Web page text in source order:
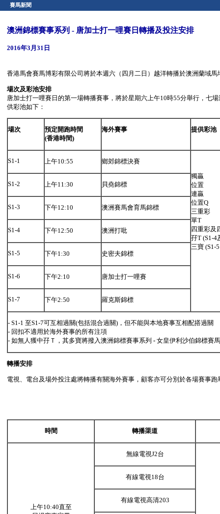
賽馬新聞
澳洲錦標賽事系列 - 唐加士打一哩賽日轉播及投注安排
2016年3月31日
香港馬會賽馬博彩有限公司將於本週六（四月二日）越洋轉播於澳洲蘭域
場次及彩池安排
唐加士打一哩賽日的第一場轉播賽事，將於星期六上午10時55分舉行，七
供彩池如下：
場次
預定開跑時間
(香港時間)
海外賽事 提供彩池
S1-1 上午10:55
鄉郊錦標決賽
獨贏
位置
連贏
位置Q
三重彩
單T
四重彩及
孖T (S1-4
三寶 (S1-
S1-2 上午11:30 貝堯錦標
S1-3 下午12:10 澳洲賽馬會育馬錦標
S1-4 下午12:50 澳洲打吡
S1-5 下午1:30 史密夫錦標
S1-6 下午2:10 唐加士打一哩賽
S1-7 下午2:50 羅克斯錦標
- S1-1 至S1-7可互相過關(包括混合過關)，但不能與本地賽事互相配搭過關
- 回扣不適用於海外賽事的所有注項
- 如無人獲中孖Ｔ，其多寶將撥入澳洲錦標賽事系列 - 女皇伊利沙伯錦標賽
轉播安排
電視、電台及場外投注處將轉播有關海外賽事，顧客亦可分別於各場賽事
時間 轉播渠道
上午10:40直至
無線電視J2台
有線電視18台
有線電視高清203